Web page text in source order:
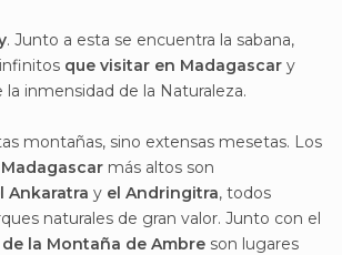
. Junto a esta se encuentra la sabana,
que visitar en Madagascar y
inmensidad de la Naturaleza.
montañas, sino extensas mesetas. Los
más altos son
Ankaratra y el Andringitra, todos
naturales de gran valor. Junto con el
la Montaña de Ambre son lugares